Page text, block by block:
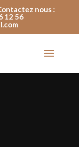
nous :
12 56